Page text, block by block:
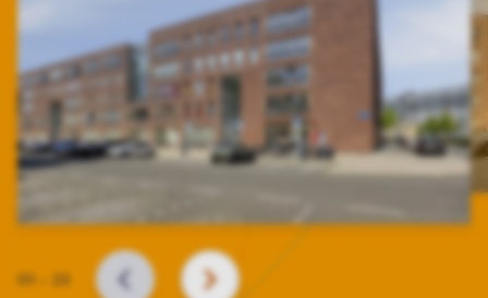
Slide
VORIGE VOLGENDE